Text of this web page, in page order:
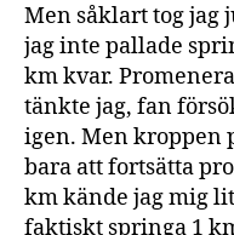
Men såklart tog jag
jag inte pallade
km kvar.
tänkte jag, fan
igen. Men kroppen
bara att fortsätta
km kände jag mig
faktiskt springa 1